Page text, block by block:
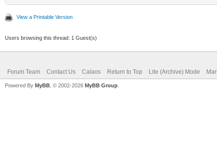
View a Printable Version
Users browsing this thread: 1 Guest(s)
Forum Team Contact Us Calaos Return to Top Lite (Archive) Mode
Powered By MyBB , © 2002-2026 MyBB Group